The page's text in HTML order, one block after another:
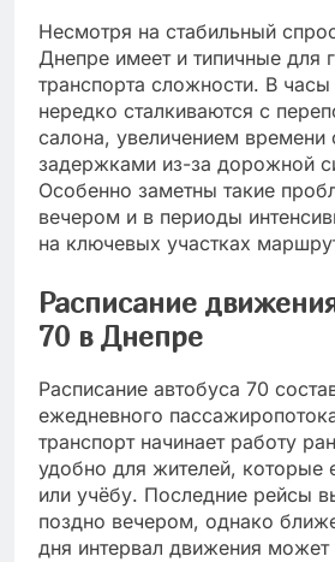
Несмотря на стабильный
Днепре имеет и типичные для
транспорта сложности. В
нередко сталкиваются с
салона, увеличением времени
задержками из-за дорожной
Особенно заметны такие
вечером и в периоды
на ключевых участках
Расписание
70 в Днепре
Расписание автобуса 70
ежедневного
транспорт начинает работу
удобно для жителей, которые
или учёбу. Последние рейсы
поздно вечером, однако
дня интервал движения может